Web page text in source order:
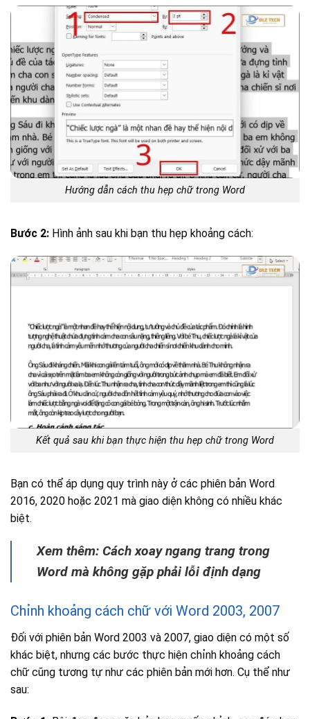
Hướng dẫn cách thu hẹp chữ trong Word
Bước 2: Hình ảnh sau khi bạn thu hẹp khoảng cách:
Kết quả sau khi bạn thực hiện thu hẹp chữ trong Word
Bạn có thể áp dụng quy trình này ở các phiên bản Word
2016, 2020 hoặc 2021 mà giao diện không có nhiều khác
biệt.
Xem thêm: Cách xoay ngang trang trong
Word mà không gặp phải lỗi định dạng
Chỉnh khoảng cách chữ với Word 2003, 2007
Đối với phiên bản Word 2003 và 2007, giao diện có một số
khác biệt, nhưng các bước thực hiện chỉnh khoảng cách
chữ cũng tương tự như các phiên bản mới hơn. Cụ thể như
sau: